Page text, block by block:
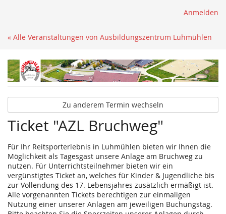
Anmelden
« Alle Veranstaltungen von Ausbildungszentrum Luhmühlen
Zu anderem Termin wechseln
Ticket "AZL Bruchweg"
Für Ihr Reitsporterlebnis in Luhmühlen bieten wir Ihnen die
Möglichkeit als Tagesgast unsere Anlage am Bruchweg zu
nutzen. Für Unterrichtsteilnehmer bieten wir ein
vergünstigtes Ticket an, welches für Kinder & Jugendliche bis
zur Vollendung des 17. Lebensjahres zusätzlich ermäßigt ist.
Alle vorgenannten Tickets berechtigen zur einmaligen
Nutzung einer unserer Anlagen am jeweiligen Buchungstag.